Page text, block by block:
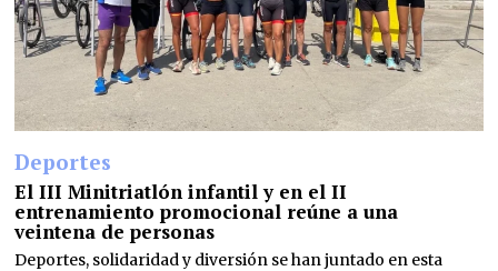
Deportes
El III Minitriatlón infantil y en el II
entrenamiento promocional reúne a una
veintena de personas
Deportes, solidaridad y diversión se han juntado en esta